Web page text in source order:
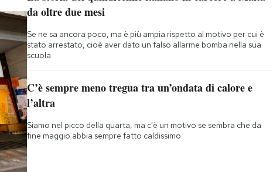
da oltre due mesi
Se ne sa ancora poco, ma è più ampia rispetto al motivo per cui è
stato arrestato, cioè aver dato un falso allarme bomba nella sua
scuola
C’è sempre meno tregua tra un’ondata di calore e
l’altra
Siamo nel picco della quarta, ma c'è un motivo se sembra che da
fine maggio abbia sempre fatto caldissimo